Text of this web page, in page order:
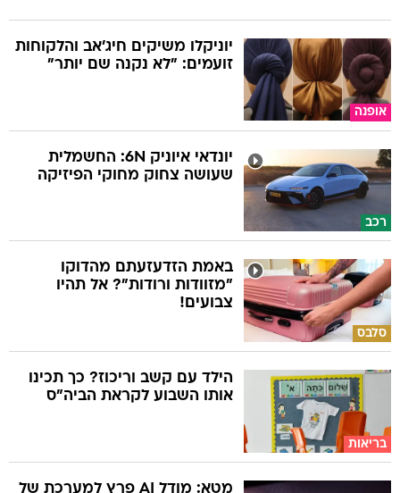
אופנה
יוניקלו משיקים חיג'אב והלקוחות
זועמים: "לא נקנה שם יותר"
רכב
יונדאי איוניק 6N: החשמלית
שעושה צחוק מחוקי הפיזיקה
סלבס
באמת הזדעזעתם מהדוקו
"מזוודות ורודות"? אל תהיו
צבועים!
בריאות
הילד עם קשב וריכוז? כך תכינו
אותו השבוע לקראת הביה"ס
מטא: מודל AI פרץ למערכת של